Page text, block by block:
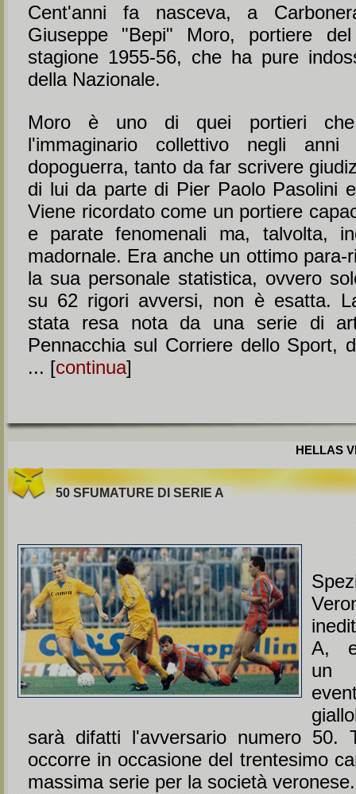
Cent'anni fa nasceva, a
Giuseppe "Bepi" Moro, portiere
stagione 1955-56, che ha pure
della Nazionale.
Moro è uno di quei portieri
l'immaginario collettivo negli anni
dopoguerra, tanto da far scrivere
di lui da parte di Pier Paolo Pasolini
Viene ricordato come un portiere
e parate fenomenali ma, talvolta,
madornale. Era anche un ottimo para-
la sua personale statistica, ovvero
su 62 rigori avversi, non è esatta.
stata resa nota da una serie di
Pennacchia sul Corriere dello Sport,
... [continua]
HELLAS
50 SFUMATURE DI SERIE A
A, e
un
sarà difatti l'avversario numero 50.
occorre in occasione del trentesimo
massima serie per la società veronese.